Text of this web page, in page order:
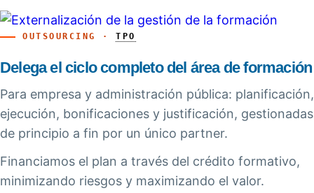
OUTSOURCING · TPO
Delega el ciclo completo del área de formación
Para empresa y administración pública: planificación,
ejecución, bonificaciones y justificación, gestionadas
de principio a fin por un único partner.
Financiamos el plan a través del crédito formativo,
minimizando riesgos y maximizando el valor.